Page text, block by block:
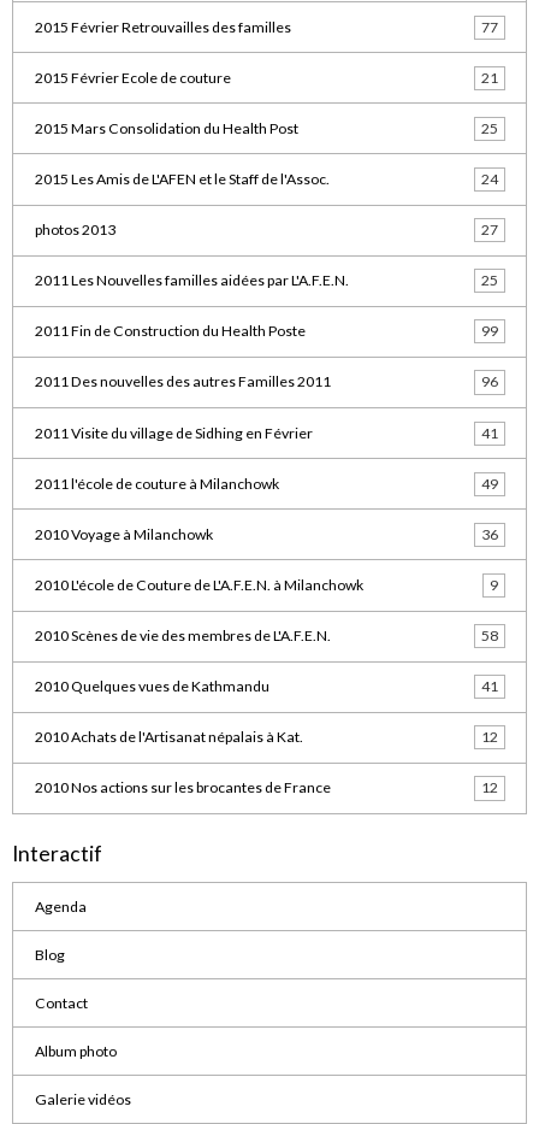
2015 Février Retrouvailles des familles 77
2015 Février Ecole de couture 21
2015 Mars Consolidation du Health Post 25
2015 Les Amis de L'AFEN et le Staff de l'Assoc. 24
photos 2013 27
2011 Les Nouvelles familles aidées par L'A.F.E.N. 25
2011 Fin de Construction du Health Poste 99
2011 Des nouvelles des autres Familles 2011 96
2011 Visite du village de Sidhing en Février 41
2011 l'école de couture à Milanchowk 49
2010 Voyage à Milanchowk 36
2010 L'école de Couture de L'A.F.E.N. à Milanchowk 9
2010 Scènes de vie des membres de L'A.F.E.N. 58
2010 Quelques vues de Kathmandu 41
2010 Achats de l'Artisanat népalais à Kat. 12
2010 Nos actions sur les brocantes de France 12
Interactif
Agenda
Blog
Contact
Album photo
Galerie vidéos